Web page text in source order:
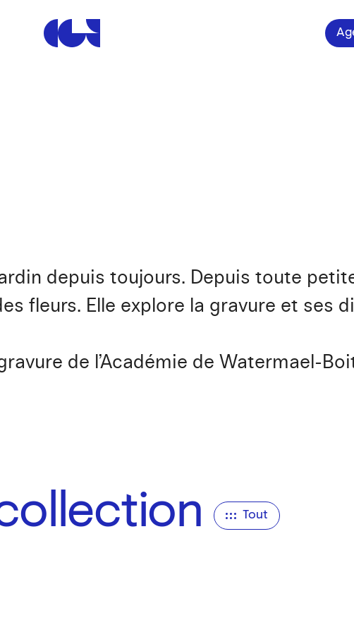
Centre de la Gravure et de l'Image imprimée
depuis toujours. Depuis toute
fleurs. Elle explore la gravure et ses
de l’Académie de Watermael-
Tout